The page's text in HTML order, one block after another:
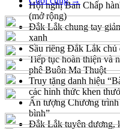
Hội nghị Ban Chấp
(mở rộng)
Đắk Lắk chung tay
xanh
Sầu riêng Đắk Lắk chủ
Tiếp tục hoàn thiện và
phê Buôn Ma Thuột
Truy tặng danh hiệu
các hình thức khen
Ấn tượng Chương trình
bình”
Đắk Lắk tuyên dương,